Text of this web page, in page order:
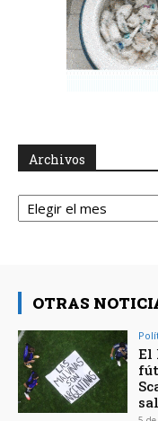
Archivos
Archivos
OTRAS
El